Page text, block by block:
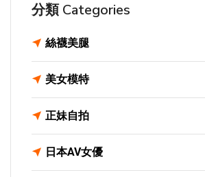
分類 Categories
絲襪美腿
美女模特
正妹自拍
日本AV女優